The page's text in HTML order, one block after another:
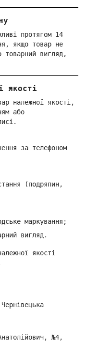
протягом 14
якщо товар не
товарний вигляд,
якості
належної якості,
або
за телефоном
(подряпин,
маркування;
вигляд.
якості
Чернівецька
№4,